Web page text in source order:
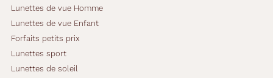
Lunettes de vue Homme
Lunettes de vue Enfant
Forfaits petits prix
Lunettes sport
Lunettes de soleil